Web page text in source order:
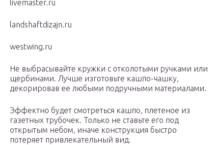
livemaster.ru
landshaftdizajn.ru
westwing.ru
Не выбрасывайте кружки с отколотыми ручками или
щербинами. Лучше изготовьте кашпо-чашку,
декорировав ее любыми подручными материалами.
Эффектно будет смотреться кашпо, плетеное из
газетных трубочек. Только не ставьте его под
открытым небом, иначе конструкция быстро
потеряет привлекательный вид.